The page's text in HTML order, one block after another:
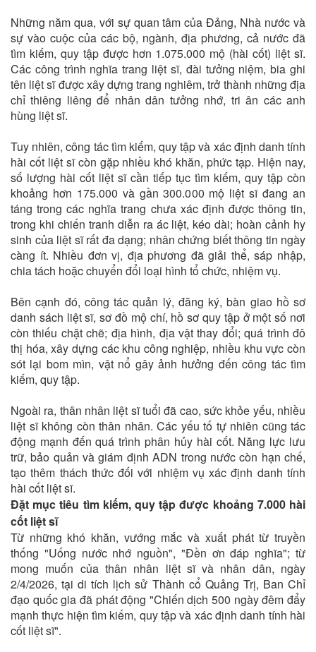
Những năm qua, với sự quan tâm của Đảng, Nhà nước và
sự vào cuộc của các bộ, ngành, địa phương, cả nước đã
tìm kiếm, quy tập được hơn 1.075.000 mộ (hài cốt) liệt sĩ.
Các công trình nghĩa trang liệt sĩ, đài tưởng niệm, bia ghi
tên liệt sĩ được xây dựng trang nghiêm, trở thành những địa
chỉ thiêng liêng để nhân dân tưởng nhớ, tri ân các anh
hùng liệt sĩ.
Tuy nhiên, công tác tìm kiếm, quy tập và xác định danh tính
hài cốt liệt sĩ còn gặp nhiều khó khăn, phức tạp. Hiện nay,
số lượng hài cốt liệt sĩ cần tiếp tục tìm kiếm, quy tập còn
khoảng hơn 175.000 và gần 300.000 mộ liệt sĩ đang an
táng trong các nghĩa trang chưa xác định được thông tin,
trong khi chiến tranh diễn ra ác liệt, kéo dài; hoàn cảnh hy
sinh của liệt sĩ rất đa dạng; nhân chứng biết thông tin ngày
càng ít. Nhiều đơn vị, địa phương đã giải thể, sáp nhập,
chia tách hoặc chuyển đổi loại hình tổ chức, nhiệm vụ.
Bên cạnh đó, công tác quản lý, đăng ký, bàn giao hồ sơ
danh sách liệt sĩ, sơ đồ mộ chí, hồ sơ quy tập ở một số nơi
còn thiếu chặt chẽ; địa hình, địa vật thay đổi; quá trình đô
thị hóa, xây dựng các khu công nghiệp, nhiều khu vực còn
sót lại bom mìn, vật nổ gây ảnh hưởng đến công tác tìm
kiếm, quy tập.
Ngoài ra, thân nhân liệt sĩ tuổi đã cao, sức khỏe yếu, nhiều
liệt sĩ không còn thân nhân. Các yếu tố tự nhiên cũng tác
động mạnh đến quá trình phân hủy hài cốt. Năng lực lưu
trữ, bảo quản và giám định ADN trong nước còn hạn chế,
tạo thêm thách thức đối với nhiệm vụ xác định danh tính
hài cốt liệt sĩ.
Đặt mục tiêu tìm kiếm, quy tập được khoảng 7.000 hài
cốt liệt sĩ
Từ những khó khăn, vướng mắc và xuất phát từ truyền
thống "Uống nước nhớ nguồn", "Đền ơn đáp nghĩa"; từ
mong muốn của thân nhân liệt sĩ và nhân dân, ngày
2/4/2026, tại di tích lịch sử Thành cổ Quảng Trị, Ban Chỉ
đạo quốc gia đã phát động "Chiến dịch 500 ngày đêm đẩy
mạnh thực hiện tìm kiếm, quy tập và xác định danh tính hài
cốt liệt sĩ".